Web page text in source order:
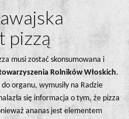
pizzą
musi zostać skonsumowana i
Rolników Włoskich.
organu, wymusiły na Radzie
się informacja o tym, że pizza
ananas jest elementem